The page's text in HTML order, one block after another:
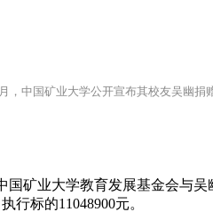
，中国矿业大学公开宣布其校友吴幽
国矿业大学教育发展基金会与
行标的11048900元。